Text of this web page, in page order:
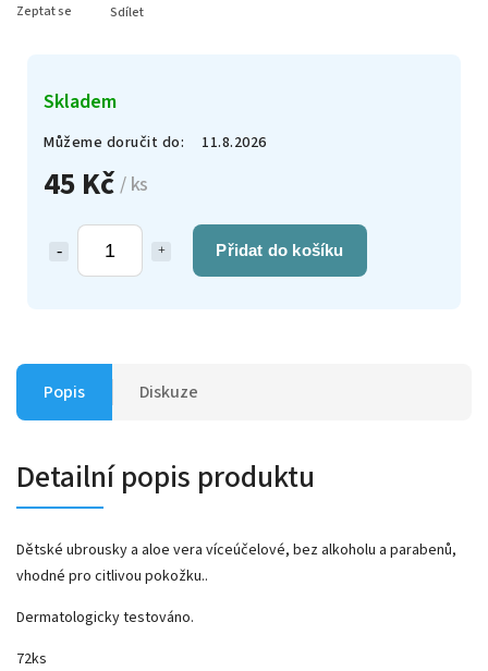
45 Kč/ ks
Přidat do košíku
Skladem
Můžeme doručit do: 11.8.2026
Zeptat se Sdílet
Popis Diskuze
Detailní popis produktu
Dětské ubrousky a aloe vera víceúčelové, bez alkoholu a parabenů,
vhodné pro citlivou pokožku..
Dermatologicky testováno.
72ks